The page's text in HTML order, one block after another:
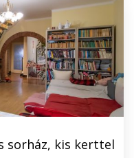
sorház, kis kerttel